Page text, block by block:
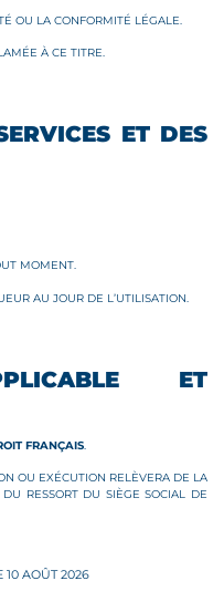
OU LA CONFORMITÉ LÉGALE.
À CE TITRE.
ET DES
MOMENT.
AU JOUR DE L’UTILISATION.
ET
FRANÇAIS.
OU EXÉCUTION RELÈVERA DE LA
RESSORT DU SIÈGE SOCIAL DE
10 AOÛT 2026